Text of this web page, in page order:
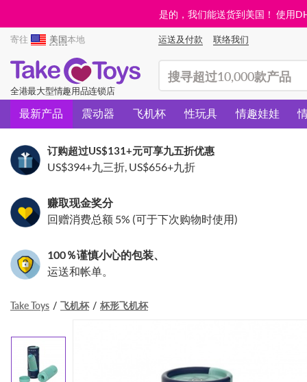
是的，我们能送货到美国！ 使用
寄往 美国本地 运送及付款 联络我们
全港最大型情趣用品连锁店
最新产品 震动器 飞机杯 性玩具 情趣娃娃
订购超过US$131+元可享九五折优惠
US$394+九三折, US$656+九折
赚取现金奖分
回赠消费总额 5% (可于下次购物时使用)
100％谨慎小心的包装、
运送和帐单。
Take Toys 飞机杯 杯形飞机杯